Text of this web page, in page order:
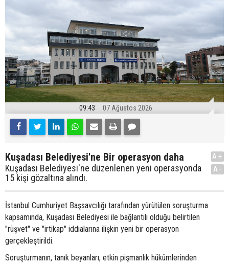
09:43 07 Ağustos 2026
Kuşadası Belediyesi'ne Bir operasyon daha
Kuşadası Belediyesi'ne düzenlenen yeni operasyonda
15 kişi gözaltına alındı.
A+
A-
İstanbul Cumhuriyet Başsavcılığı tarafından yürütülen soruşturma
kapsamında, Kuşadası Belediyesi ile bağlantılı olduğu belirtilen
"rüşvet" ve "irtikap" iddialarına ilişkin yeni bir operasyon
gerçekleştirildi.
Soruşturmanın, tanık beyanları, etkin pişmanlık hükümlerinden